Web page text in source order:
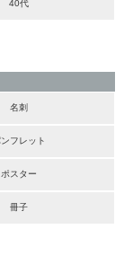
40代
名刺
ンフレット
ポスター
冊子